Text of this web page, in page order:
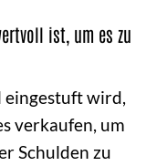
ist, um es zu
wird,
verkaufen, um
Schulden zu